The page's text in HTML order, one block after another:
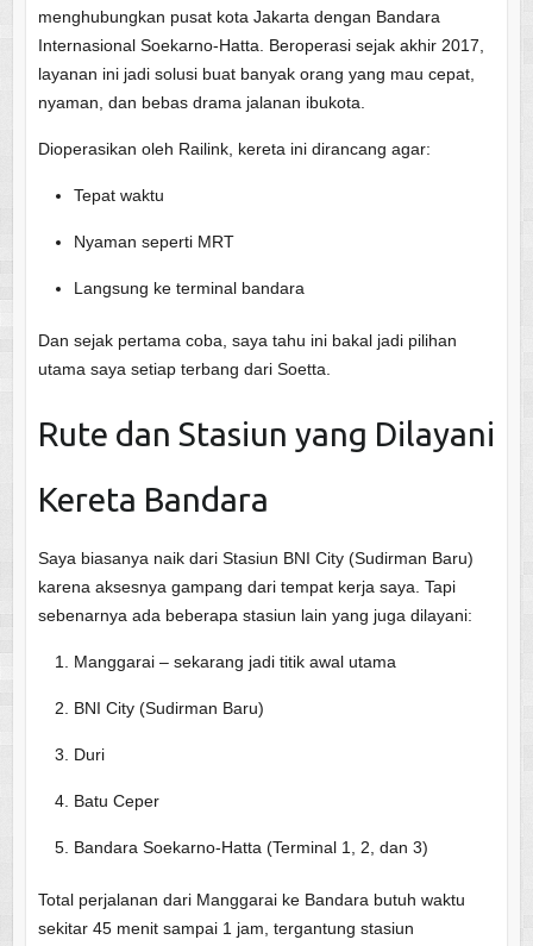
menghubungkan pusat kota Jakarta dengan Bandara
Internasional Soekarno-Hatta. Beroperasi sejak akhir 2017,
layanan ini jadi solusi buat banyak orang yang mau cepat,
nyaman, dan bebas drama jalanan ibukota.
Dioperasikan oleh Railink, kereta ini dirancang agar:
Tepat waktu
Nyaman seperti MRT
Langsung ke terminal bandara
Dan sejak pertama coba, saya tahu ini bakal jadi pilihan
utama saya setiap terbang dari Soetta.
Rute dan Stasiun yang Dilayani
Kereta Bandara
Saya biasanya naik dari Stasiun BNI City (Sudirman Baru)
karena aksesnya gampang dari tempat kerja saya. Tapi
sebenarnya ada beberapa stasiun lain yang juga dilayani:
Manggarai – sekarang jadi titik awal utama
BNI City (Sudirman Baru)
Duri
Batu Ceper
Bandara Soekarno-Hatta (Terminal 1, 2, dan 3)
Total perjalanan dari Manggarai ke Bandara butuh waktu
sekitar 45 menit sampai 1 jam, tergantung stasiun